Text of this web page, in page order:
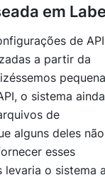
em
de API
a partir da
o sistema ainda
de
alguns deles não
esses
o sistema